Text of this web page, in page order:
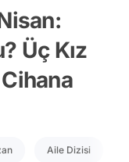
Üç Kız
Aile Dizisi